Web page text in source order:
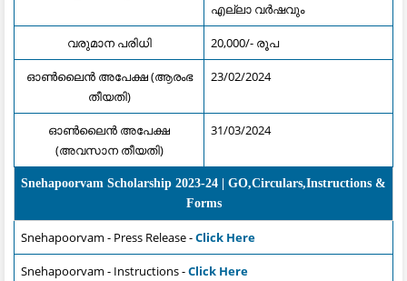
എല്ലാ വർഷവും
വരുമാന പരിധി 20,000/- രൂപ
ഓൺലൈൻ അപേക്ഷ (ആരംഭ
തീയതി)
23/02/2024
ഓൺലൈൻ അപേക്ഷ
(അവസാന തീയതി)
31/03/2024
Snehapoorvam Scholarship 2023-24 | GO,Circulars,Instructions &
Forms
Snehapoorvam - Press Release -Click Here
Snehapoorvam - Instructions -Click Here